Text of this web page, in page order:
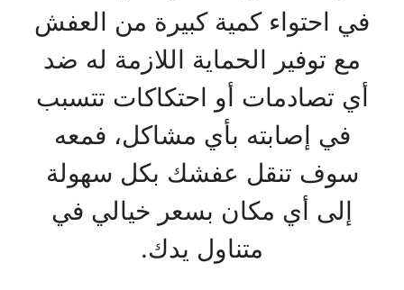
في احتواء كمية كبيرة من العفش
مع توفير الحماية اللازمة له ضد
أي تصادمات أو احتكاكات تتسبب
في إصابته بأي مشاكل، فمعه
سوف تنقل عفشك بكل سهولة
إلى أي مكان بسعر خيالي في
متناول يدك.